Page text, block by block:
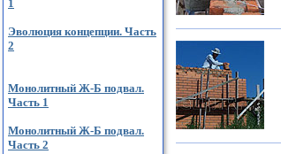
1
Эволюция концепции. Часть
2
Монолитный Ж-Б подвал.
Часть 1
Монолитный Ж-Б подвал.
Часть 2